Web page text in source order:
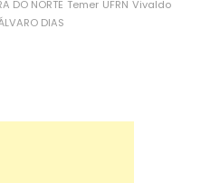
DO NORTE Temer UFRN Vivaldo
DIAS